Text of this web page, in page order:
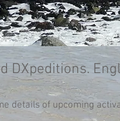
DXpeditions.
details of upcoming